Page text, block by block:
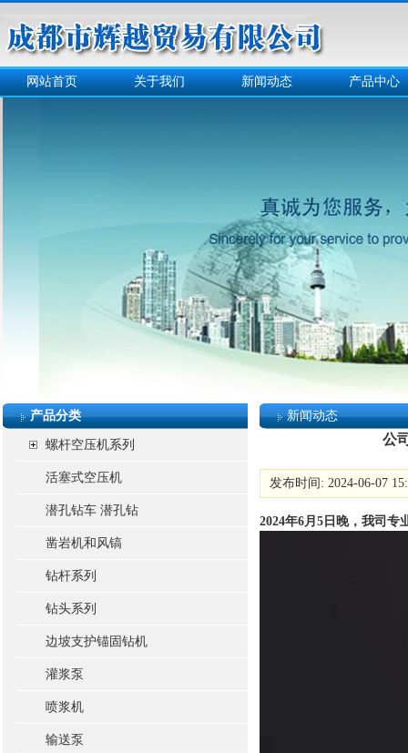
网站首页 关于我们 新闻动态 产品中心
产品分类
螺杆空压机系列
活塞式空压机
潜孔钻车 潜孔钻
凿岩机和风镐
钻杆系列
钻头系列
边坡支护锚固钻机
灌浆泵
喷浆机
输送泵
新闻动态
公
发布时间: 2024-06-07
2024年6月5日晚，我司专